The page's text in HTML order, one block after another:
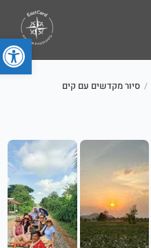
פתח
/ סיור מקדשים עם קים